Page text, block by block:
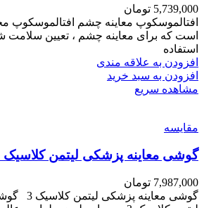
5,739,000 تومان
افتالموسکوپ معاینه چشم افتالموسکوپ
است که برای معاینه چشم ، تعیین سلامت
استفاده
افزودن به علاقه مندی
افزودن به سبد خرید
مشاهده سریع
مقایسه
گوشی معاینه پزشکی لیتمن کلاسیک 3
7,987,000 تومان
گوشی